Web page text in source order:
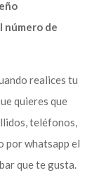
número de
realices tu
quieres que
teléfonos,
por whatsapp el
que te gusta.